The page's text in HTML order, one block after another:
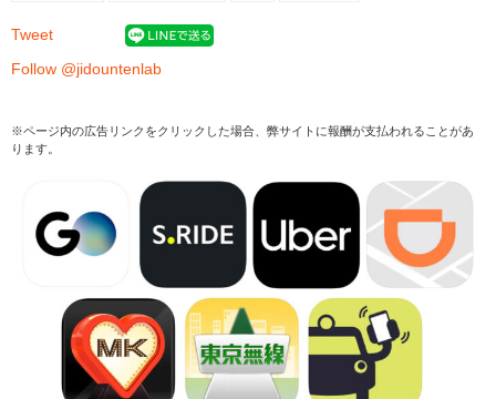
Tweet
Follow @jidountenlab
※ページ内の広告リンクをクリックした場合、弊サイトに報酬が支払われることがあ
ります。